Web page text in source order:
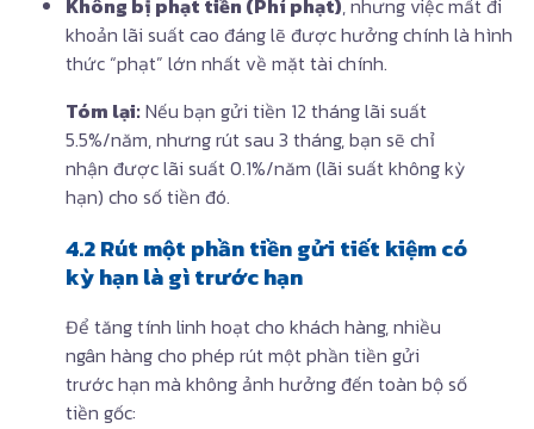
Không bị phạt tiền (Phí phạt), nhưng việc mất đi
khoản lãi suất cao đáng lẽ được hưởng chính là hình
thức “phạt” lớn nhất về mặt tài chính.
Tóm lại:Nếu bạn gửi tiền 12 tháng lãi suất
5.5%/năm, nhưng rút sau 3 tháng, bạn sẽ chỉ
nhận được lãi suất 0.1%/năm (lãi suất không kỳ
hạn) cho số tiền đó.
4.2 Rút một phần tiền gửi tiết kiệm có
kỳ hạn là gì trước hạn
Để tăng tính linh hoạt cho khách hàng, nhiều
ngân hàng cho phép rút một phần tiền gửi
trước hạn mà không ảnh hưởng đến toàn bộ số
tiền gốc: